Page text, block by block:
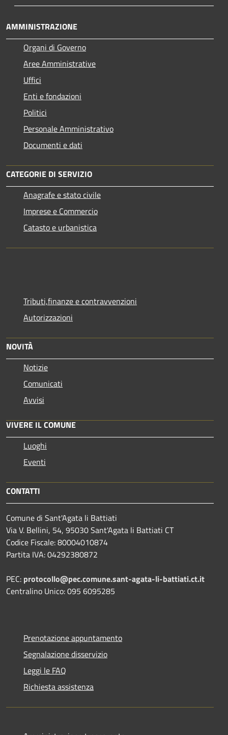
AMMINISTRAZIONE
Organi di Governo
Aree Amministrative
Uffici
Enti e fondazioni
Politici
Personale Amministrativo
Documenti e dati
CATEGORIE DI SERVIZIO
Anagrafe e stato civile
Imprese e Commercio
Catasto e urbanistica
Tributi,finanze e contravvenzioni
Autorizzazioni
NOVITÀ
Notizie
Comunicati
Avvisi
VIVERE IL COMUNE
Luoghi
Eventi
CONTATTI
Comune di Sant'Agata li Battiati
Via V. Bellini, 54, 95030 Sant'Agata li Battiati CT
Codice Fiscale: 80004010874
Partita IVA: 04292380872
PEC: protocollo@pec.comune.sant-agata-li-battiati.ct.it
Centralino Unico: 095 6095285
Prenotazione appuntamento
Segnalazione disservizio
Leggi le FAQ
Richiesta assistenza